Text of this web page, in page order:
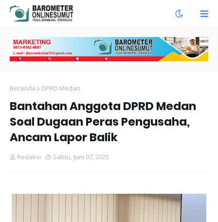
Beranda DPRD Medan
Bantahan Anggota DPRD Medan
Soal Dugaan Peras Pengusaha,
Ancam Lapor Balik
Redaksi Sabtu, Juni 07, 2025